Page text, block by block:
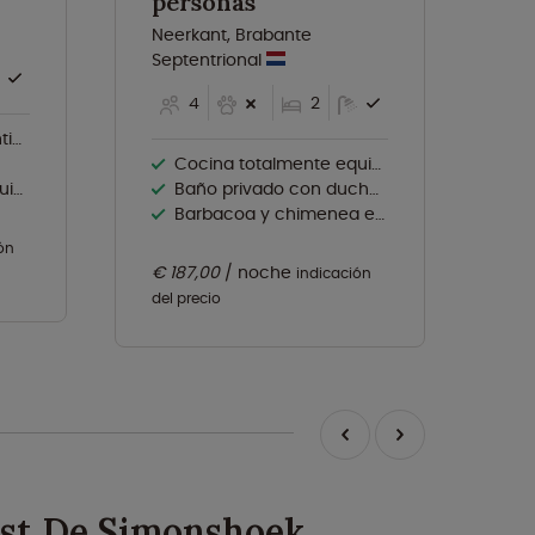
Neerkant, Brabante
Septentrional
4
2
Cocina totalmente equipada
Baño privado con ducha y WC
Barbacoa y chimenea exterior
€ 187,00 noche indicación
del precio